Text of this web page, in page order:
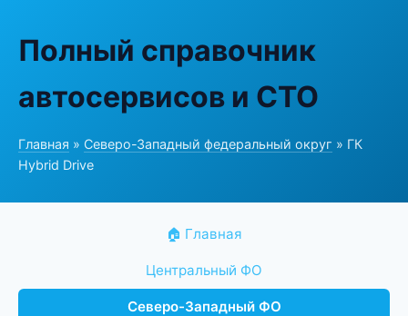
Полный справочник
автосервисов и СТО
Главная » Северо-Западный федеральный округ » ГК
Hybrid Drive
🏠 Главная
Центральный ФО
Северо-Западный ФО